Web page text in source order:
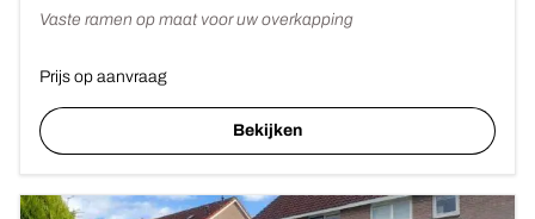
Vaste ramen op maat voor uw overkapping
Prijs op aanvraag
Bekijken